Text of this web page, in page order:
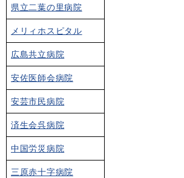
県立二葉の里病院
メリィホスピタル
広島共立病院
安佐医師会病院
安芸市民病院
済生会呉病院
中国労災病院
三原赤十字病院